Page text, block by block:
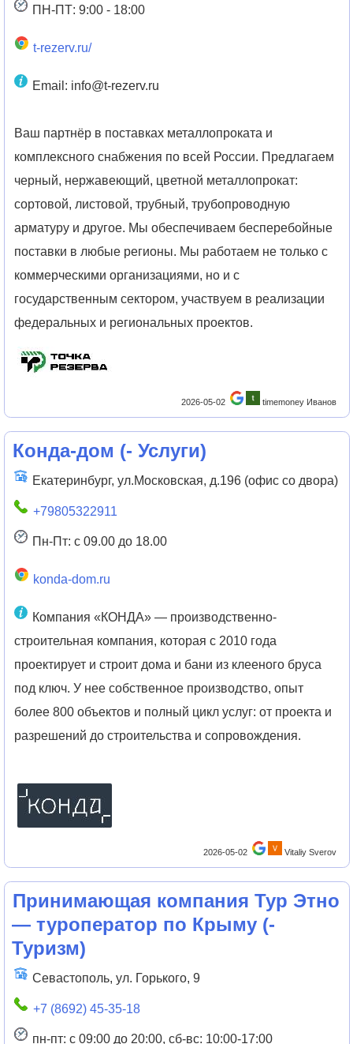
ПН-ПТ: 9:00 - 18:00
t-rezerv.ru/
Email: info@t-rezerv.ru
Ваш партнёр в поставках металлопроката и
комплексного снабжения по всей России. Предлагаем
черный, нержавеющий, цветной металлопрокат:
сортовой, листовой, трубный, трубопроводную
арматуру и другое. Мы обеспечиваем бесперебойные
поставки в любые регионы. Мы работаем не только с
коммерческими организациями, но и с
государственным сектором, участвуем в реализации
федеральных и региональных проектов.
2026-05-02 timemoney Иванов
Конда-дом (- Услуги)
Екатеринбург, ул.Московская, д.196 (офис со двора)
+79805322911
Пн-Пт: с 09.00 до 18.00
konda-dom.ru
Компания «КОНДА» — производственно-
строительная компания, которая с 2010 года
проектирует и строит дома и бани из клееного бруса
под ключ. У нее собственное производство, опыт
более 800 объектов и полный цикл услуг: от проекта и
разрешений до строительства и сопровождения.
2026-05-02 Vitaliy Sverov
Принимающая компания Тур Этно
— туроператор по Крыму(-
Туризм)
Севастополь, ул. Горького, 9
+7 (8692) 45-35-18
пн-пт: с 09:00 до 20:00, сб-вс: 10:00-17:00